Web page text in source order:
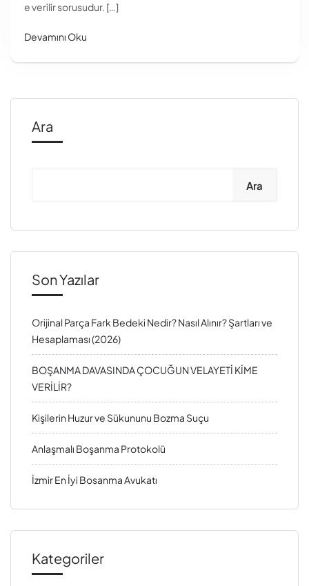
e verilir sorusudur. […]
Devamını Oku
Ara
Ara
Son Yazılar
Orijinal Parça Fark Bedeki Nedir? Nasıl Alınır? Şartları ve
Hesaplaması (2026)
BOŞANMA DAVASINDA ÇOCUĞUN VELAYETİ KİME
VERİLİR?
Kişilerin Huzur ve Sükununu Bozma Suçu
Anlaşmalı Boşanma Protokolü
İzmir En İyi Bosanma Avukatı
Kategoriler